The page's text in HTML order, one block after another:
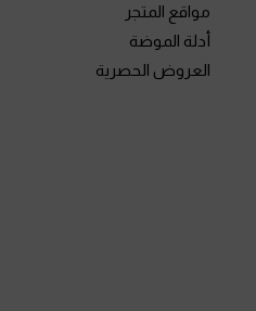
مواقع المتجر
أدلة الموضة
العروض الحصرية